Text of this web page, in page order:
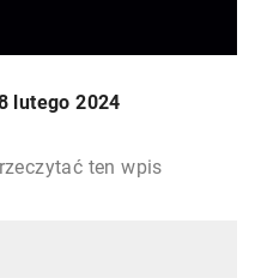
lutego 2024
ten wpis